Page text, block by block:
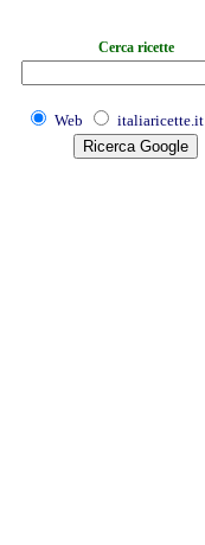
Cerca ricette
Web italiaricette.it